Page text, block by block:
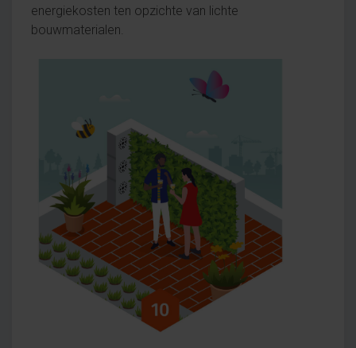
energiekosten ten opzichte van lichte
bouwmaterialen.